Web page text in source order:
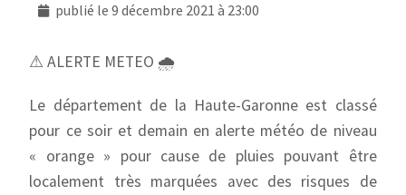
publié le9 décembre 2021 à 23:00
⚠ ALERTE METEO 🌧
Le département de la Haute-Garonne est classé
pour ce soir et demain en alerte météo de niveau
« orange » pour cause de pluies pouvant être
localement très marquées avec des risques de